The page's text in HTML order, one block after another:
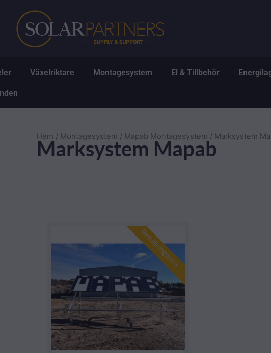
innehåll
Öppna Solpaneler
Växelriktare Öppna Växelriktare
Montagesystem Öppna Montagesystem
El & Tillbehör Öppna El &
Hem / Montagesystem / Mapab Montagesystem / Marksystem
Marksystem Mapab
Beställningsvara